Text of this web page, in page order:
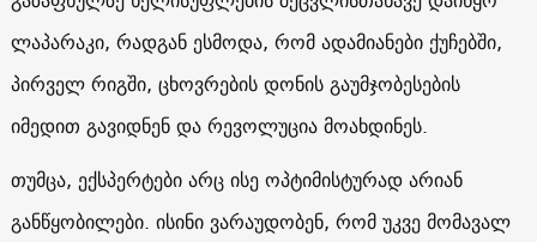
ლაპარაკი, რადგან ესმოდა, რომ ადამიანები ქუჩებში,
პირველ რიგში, ცხოვრების დონის გაუმჯობესების
იმედით გავიდნენ და რევოლუცია მოახდინეს.
თუმცა, ექსპერტები არც ისე ოპტიმისტურად არიან
განწყობილები. ისინი ვარაუდობენ, რომ უკვე მომავალ